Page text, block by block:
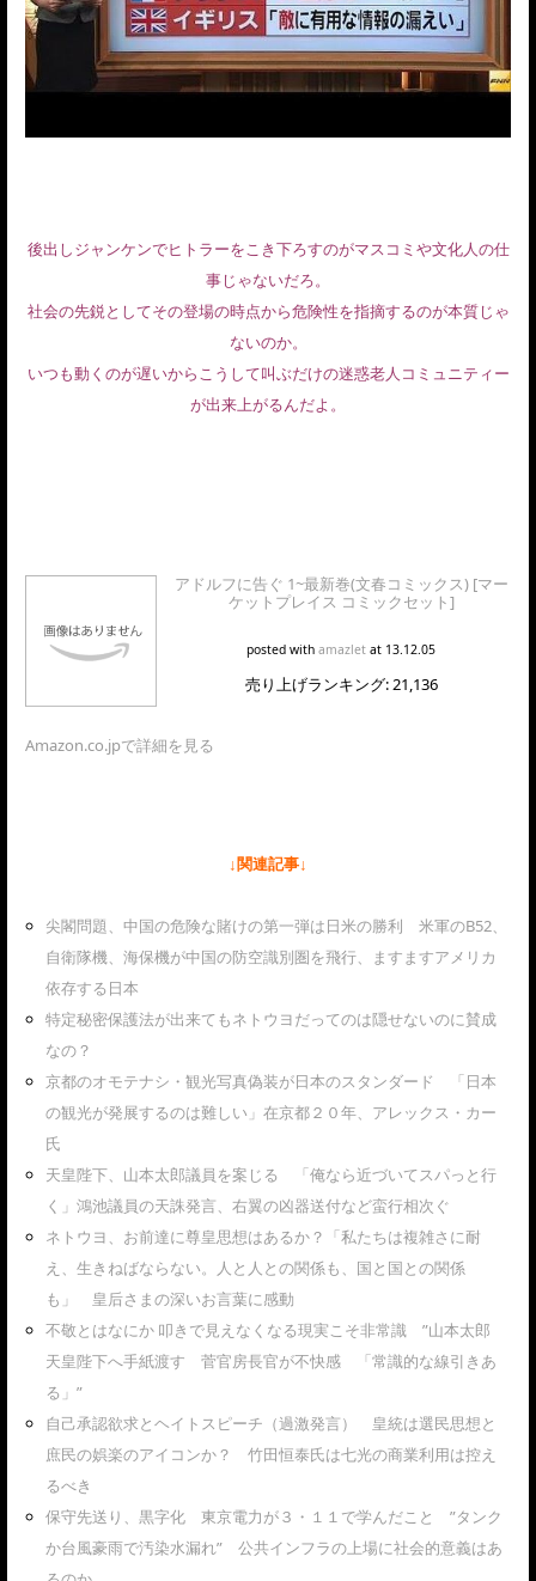
後出しジャンケンでヒトラーをこき下ろすのがマスコミや文化人の仕
事じゃないだろ。
社会の先鋭としてその登場の時点から危険性を指摘するのが本質じゃ
ないのか。
いつも動くのが遅いからこうして叫ぶだけの迷惑老人コミュニティー
が出来上がるんだよ。
アドルフに告ぐ 1~最新巻(文春コミックス) [マー
ケットプレイス コミックセット]
posted with amazlet at 13.12.05
売り上げランキング: 21,136
Amazon.co.jpで詳細を見る
↓関連記事↓
尖閣問題、中国の危険な賭けの第一弾は日米の勝利 米軍のB52、
自衛隊機、海保機が中国の防空識別圏を飛行、ますますアメリカ
依存する日本
特定秘密保護法が出来てもネトウヨだってのは隠せないのに賛成
なの？
京都のオモテナシ・観光写真偽装が日本のスタンダード 「日本
の観光が発展するのは難しい」在京都２０年、アレックス・カー
氏
天皇陛下、山本太郎議員を案じる 「俺なら近づいてスパっと行
く」鴻池議員の天誅発言、右翼の凶器送付など蛮行相次ぐ
ネトウヨ、お前達に尊皇思想はあるか？「私たちは複雑さに耐
え、生きねばならない。人と人との関係も、国と国との関係
も」 皇后さまの深いお言葉に感動
不敬とはなにか 叩きで見えなくなる現実こそ非常識 ”山本太郎
天皇陛下へ手紙渡す 菅官房長官が不快感 「常識的な線引きあ
る」”
自己承認欲求とヘイトスピーチ（過激発言） 皇統は選民思想と
庶民の娯楽のアイコンか？ 竹田恒泰氏は七光の商業利用は控え
るべき
保守先送り、黒字化 東京電力が３・１１で学んだこと ”タンク
か台風豪雨で汚染水漏れ” 公共インフラの上場に社会的意義はあ